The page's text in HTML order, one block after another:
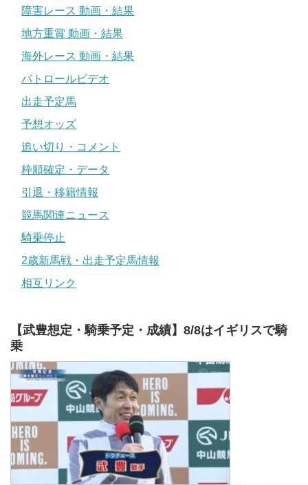
障害レース 動画・結果
地方重賞 動画・結果
海外レース 動画・結果
パトロールビデオ
出走予定馬
予想オッズ
追い切り・コメント
枠順確定・データ
引退・移籍情報
競馬関連ニュース
騎乗停止
2歳新馬戦・出走予定馬情報
相互リンク
【武豊想定・騎乗予定・成績】8/8はイギリスで騎
乗